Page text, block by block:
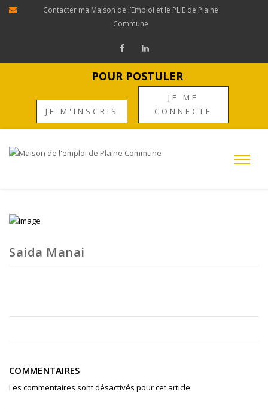
Contacter ma Maison de l’Emploi et le PLIE de Plaine
Commune
POUR POSTULER
JE M'INSCRIS
JE ME
CONNECTE
Saida Manai
COMMENTAIRES
Les commentaires sont désactivés pour cet article